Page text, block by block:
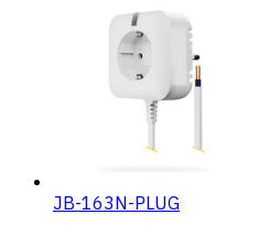
JB-163N-PLUG